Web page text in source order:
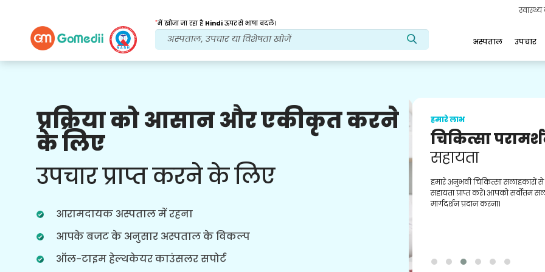
*में खोजा जा रहा है Hindiऊपर से भाषा बदलें।
अस्पताल उपचार
प्रक्रिया को आसान और एकीकृत करने
के लिए
उपचार प्राप्त करने के लिए
आरामदायक अस्पताल में रहना
आपके बजट के अनुसार अस्पताल के विकल्प
ऑल-टाइम हेल्थकेयर काउंसलर सपोर्ट
हमारे लाभ
इलाज के बाद
देखभाल
हर समय आपकी समस्याओं का समाधान करने
जरूरतों पर नियमित अपडेट।
हमारे लाभ
चिकित्सा
सहायता
हमारे अनुभवी चिकित्सा सलाहकारों से
सहायता प्राप्त करें। आपको सर्वोत्तम
मार्गदर्शन प्रदान करना।